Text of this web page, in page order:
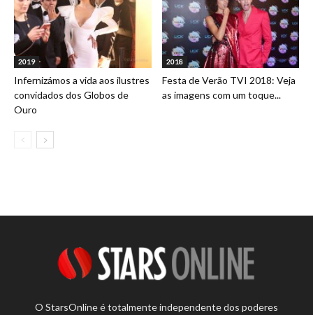
2019
Infernizámos a vida aos ilustres
convidados dos Globos de
Ouro
2018
Festa de Verão TVI 2018: Veja
as imagens com um toque...
O StarsOnline é totalmente independente dos poderes